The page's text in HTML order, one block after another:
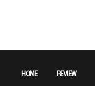
HOME REVIEW